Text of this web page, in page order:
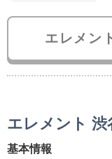
エレメン
エレメント 渋
基本情報